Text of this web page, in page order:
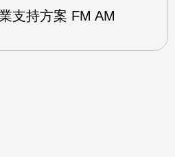
支持方案 FM AM